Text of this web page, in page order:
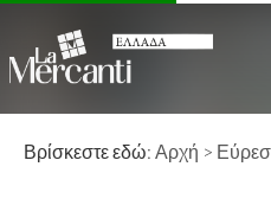
Βρίσκεστε εδώ: Αρχή >